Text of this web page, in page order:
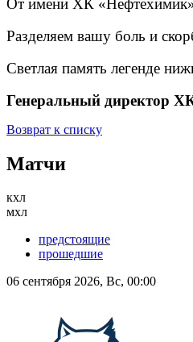
Разделяем вашу боль и
Светлая память легенде
Генеральный директор
Возврат к списку
Матчи
кхл
мхл
предстоящие
прошедшие
06 сентября 2026, Вс, 00:00